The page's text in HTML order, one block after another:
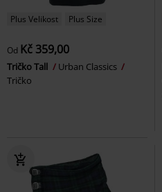
Plus Velikost Plus Size
Od Kč 359,00
Tričko Tall
Urban Classics
Tričko